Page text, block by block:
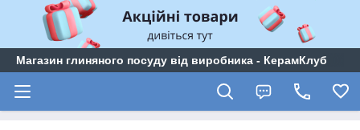
Магазин глиняного посуду від виробника - КерамКлуб